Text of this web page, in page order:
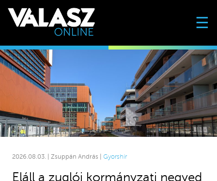
☰
2026.08.03. | Zsuppán András | Gyorshír
Eláll a zuglói kormányzati negyed